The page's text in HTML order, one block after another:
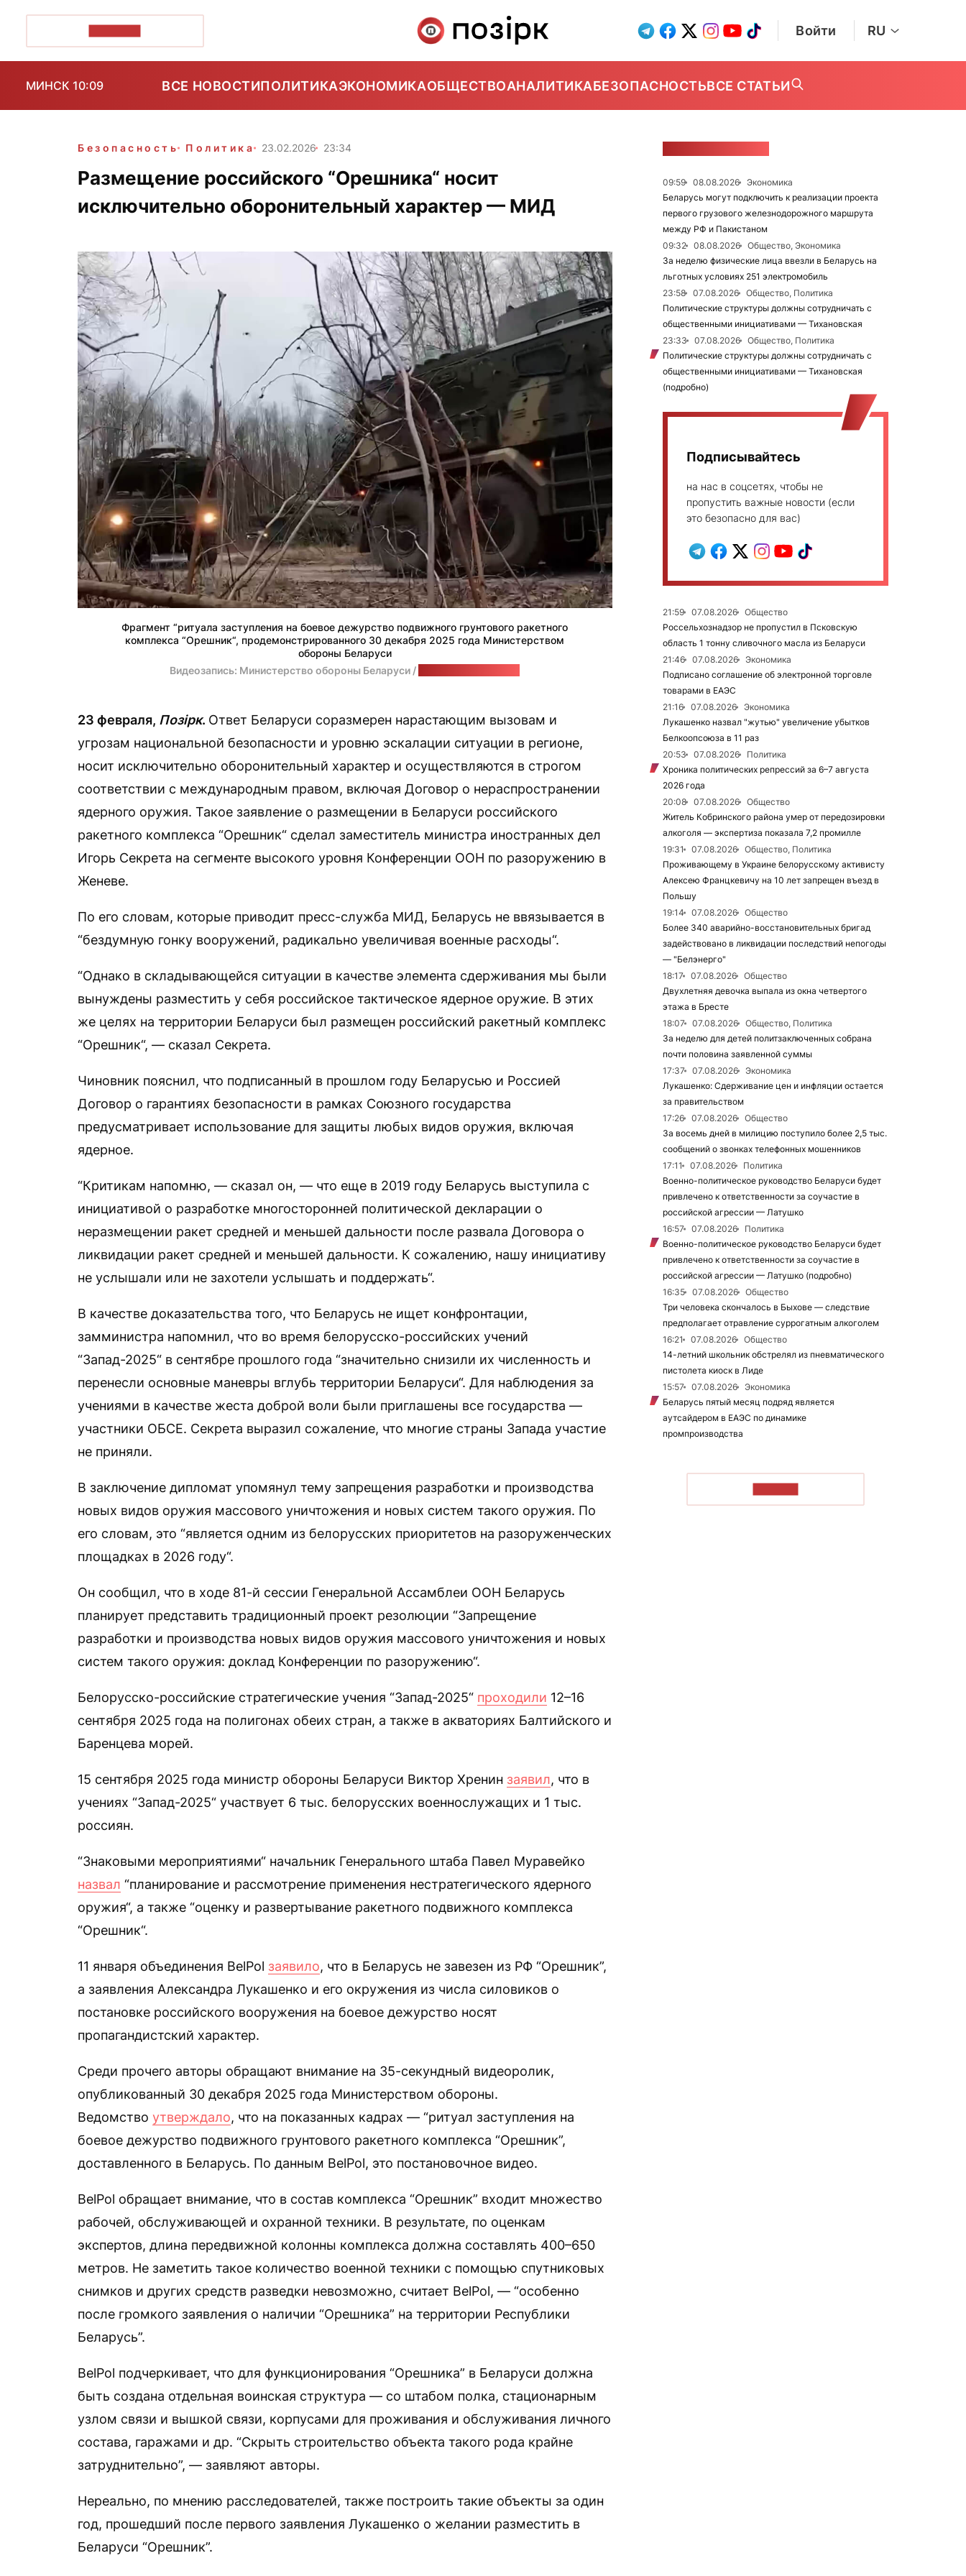
Войти RU
МИНСК 10:09 ВСЕ НОВОСТИПОЛИТИКАЭКОНОМИКАОБЩЕСТВОАНАЛИТИКАБЕЗОПАСНОСТЬВСЕ СТАТЬИ
Безопасность Политика 23.02.2026 23:34
Размещение российского “Орешника“ носит
исключительно оборонительный характер — МИД
Фрагмент “ритуала заступления на боевое дежурство подвижного грунтового ракетного
комплекса “Орешник“, продемонстрированного 30 декабря 2025 года Министерством
обороны Беларуси
Видеозапись: Министерство обороны Беларуси /
23 февраля, Позірк. Ответ Беларуси соразмерен нарастающим вызовам и
угрозам национальной безопасности и уровню эскалации ситуации в регионе,
носит исключительно оборонительный характер и осуществляются в строгом
соответствии с международным правом, включая Договор о нераспространении
ядерного оружия. Такое заявление о размещении в Беларуси российского
ракетного комплекса “Орешник“ сделал заместитель министра иностранных дел
Игорь Секрета на cегменте высокого уровня Конференции ООН по разоружению в
Женеве.
По его словам, которые приводит пресс-служба МИД, Беларусь не ввязывается в
“бездумную гонку вооружений, радикально увеличивая военные расходы“.
“Однако в складывающейся ситуации в качестве элемента сдерживания мы были
вынуждены разместить у себя российское тактическое ядерное оружие. В этих
же целях на территории Беларуси был размещен российский ракетный комплекс
“Орешник“, — сказал Секрета.
Чиновник пояснил, что подписанный в прошлом году Беларусью и Россией
Договор о гарантиях безопасности в рамках Союзного государства
предусматривает использование для защиты любых видов оружия, включая
ядерное.
“Критикам напомню, — сказал он, — что еще в 2019 году Беларусь выступила с
инициативой о разработке многосторонней политической декларации о
неразмещении ракет средней и меньшей дальности после развала Договора о
ликвидации ракет средней и меньшей дальности. К сожалению, нашу инициативу
не услышали или не захотели услышать и поддержать“.
В качестве доказательства того, что Беларусь не ищет конфронтации,
замминистра напомнил, что во время белорусско-российских учений
“Запад-2025“ в сентябре прошлого года “значительно снизили их численность и
перенесли основные маневры вглубь территории Беларуси“. Для наблюдения за
учениями в качестве жеста доброй воли были приглашены все государства —
участники ОБСЕ. Секрета выразил сожаление, что многие страны Запада участие
не приняли.
В заключение дипломат упомянул тему запрещения разработки и производства
новых видов оружия массового уничтожения и новых систем такого оружия. По
его словам, это “является одним из белорусских приоритетов на разоруженческих
площадках в 2026 году“.
Он сообщил, что в ходе 81-й сессии Генеральной Ассамблеи ООН Беларусь
планирует представить традиционный проект резолюции “Запрещение
разработки и производства новых видов оружия массового уничтожения и новых
систем такого оружия: доклад Конференции по разоружению“.
Белорусско-российские стратегические учения “Запад-2025“ проходили 12–16
сентября 2025 года на полигонах обеих стран, а также в акваториях Балтийского и
Баренцева морей.
15 сентября 2025 года министр обороны Беларуси Виктор Хренин заявил, что в
учениях “Запад-2025“ участвует 6 тыс. белорусских военнослужащих и 1 тыс.
россиян.
“Знаковыми мероприятиями“ начальник Генерального штаба Павел Муравейко
назвал “планирование и рассмотрение применения нестратегического ядерного
оружия“, а также “оценку и развертывание ракетного подвижного комплекса
“Орешник“.
11 января объединения BelPol заявило, что в Беларусь не завезен из РФ “Орешник”,
а заявления Александра Лукашенко и его окружения из числа силовиков о
постановке российского вооружения на боевое дежурство носят
пропагандистский характер.
Среди прочего авторы обращают внимание на 35-секундный видеоролик,
опубликованный 30 декабря 2025 года Министерством обороны.
Ведомство утверждало, что на показанных кадрах — “ритуал заступления на
боевое дежурство подвижного грунтового ракетного комплекса “Орешник”,
доставленного в Беларусь. По данным BelPol, это постановочное видео.
BelPol обращает внимание, что в состав комплекса “Орешник” входит множество
рабочей, обслуживающей и охранной техники. В результате, по оценкам
экспертов, длина передвижной колонны комплекса должна составлять 400–650
метров. Не заметить такое количество военной техники с помощью спутниковых
снимков и других средств разведки невозможно, считает BelPol, — “особенно
после громкого заявления о наличии “Орешника” на территории Республики
Беларусь”.
BelPol подчеркивает, что для функционирования “Орешника” в Беларуси должна
быть создана отдельная воинская структура — со штабом полка, стационарным
узлом связи и вышкой связи, корпусами для проживания и обслуживания личного
состава, гаражами и др. “Скрыть строительство объекта такого рода крайне
затруднительно”, — заявляют авторы.
Нереально, по мнению расследователей, также построить такие объекты за один
год, прошедший после первого заявления Лукашенко о желании разместить в
Беларуси “Орешник”.
09:59 08.08.2026
Экономика
Беларусь могут подключить к реализации проекта
первого грузового железнодорожного маршрута
между РФ и Пакистаном
09:32
08.08.2026
Общество, Экономика
За неделю физические лица ввезли в Беларусь на
льготных условиях 251 электромобиль
23:58
07.08.2026
Общество, Политика
Политические структуры должны сотрудничать с
общественными инициативами — Тихановская
23:33
07.08.2026
Общество, Политика
Политические структуры должны сотрудничать с
общественными инициативами — Тихановская
(подробно)
Подписывайтесь
на нас в соцсетях, чтобы не
пропустить важные новости (если
это безопасно для вас)
21:59 07.08.2026
Общество
Россельхознадзор не пропустил в Псковскую
область 1 тонну сливочного масла из Беларуси
21:46
07.08.2026
Экономика
Подписано соглашение об электронной торговле
товарами в ЕАЭС
21:16
07.08.2026
Экономика
Лукашенко назвал "жутью" увеличение убытков
Белкоопсоюза в 11 раз
20:53
07.08.2026
Политика
Хроника политических репрессий за 6–7 августа
2026 года
20:08
07.08.2026
Общество
Житель Кобринского района умер от передозировки
алкоголя — экспертиза показала 7,2 промилле
19:31
07.08.2026
Общество, Политика
Проживающему в Украине белорусскому активисту
Алексею Францкевичу на 10 лет запрещен въезд в
Польшу
19:14
07.08.2026
Общество
Более 340 аварийно-восстановительных бригад
задействовано в ликвидации последствий непогоды
— "Белэнерго"
18:17
07.08.2026
Общество
Двухлетняя девочка выпала из окна четвертого
этажа в Бресте
18:07
07.08.2026
Общество, Политика
За неделю для детей политзаключенных собрана
почти половина заявленной суммы
17:37
07.08.2026
Экономика
Лукашенко: Сдерживание цен и инфляции остается
за правительством
17:26
07.08.2026
Общество
За восемь дней в милицию поступило более 2,5 тыс.
сообщений о звонках телефонных мошенников
17:11
07.08.2026
Политика
Военно-политическое руководство Беларуси будет
привлечено к ответственности за соучастие в
российской агрессии — Латушко
16:57
07.08.2026
Политика
Военно-политическое руководство Беларуси будет
привлечено к ответственности за соучастие в
российской агрессии — Латушко (подробно)
16:35
07.08.2026
Общество
Три человека скончалось в Быхове — следствие
предполагает отравление суррогатным алкоголем
16:21
07.08.2026
Общество
14-летний школьник обстрелял из пневматического
пистолета киоск в Лиде
15:57
07.08.2026
Экономика
Беларусь пятый месяц подряд является
аутсайдером в ЕАЭС по динамике
промпроизводства